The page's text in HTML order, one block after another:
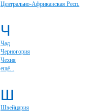
Центрально-Африканская Респ.
Ч
Чад
Черногория
Чехия
ещё...
Ш
Швейцария